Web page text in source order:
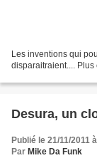
Les inventions qui
disparaitraient.... Plus
Desura, un
Publié le 21/11/2011
Par Mike Da Funk